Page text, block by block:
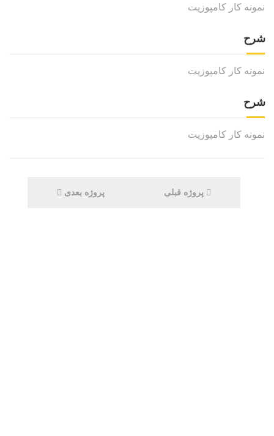
نمونه کار کامپوزیت
شرح
نمونه کار کامپوزیت
شرح
نمونه کار کامپوزیت
پروژه قبلی پروژه بعدی